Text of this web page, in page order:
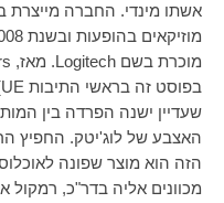
אשתו מינדי. החברה מייצרת
מוכרת בשם Logitech. מאז,
בפוסט זה בראשי התיבות UE
שעדיין ישנה הפרדה בין
האצבע של לוג'יטק. החפיץ
הזה הוא מוצר שפונה
מכוונים אליה בדר"כ, רמקול